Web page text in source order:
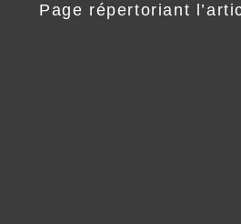
Page répertoriant